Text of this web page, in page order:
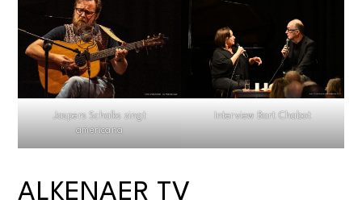
Jaspers Schalks zingt
americana
Interview Bart Chabot
ALKENAER TV